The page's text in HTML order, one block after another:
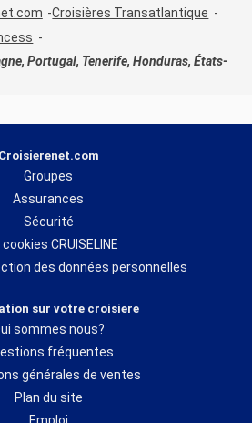
Croisières Transatlantique
Portugal, Tenerife, Honduras, États-
Croisierenet.com
Groupes
Assurances
Sécurité
cookies CRUISELINE
des données personnelles
sur votre croisiere
sommes nous?
fréquentes
générales de ventes
Plan du site